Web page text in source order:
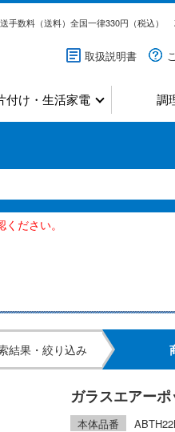
数料（送料）全国一律330円（税込）
取扱説明書
付け・生活家電 調
ださい。
結果・絞り込み
ガラスエアーポ
本体品番